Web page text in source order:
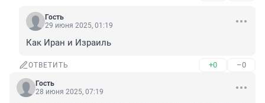
Гость
29 июня 2025, 01:19
Как Иран и Израиль
ОТВЕТИТЬ +0 –0
Гость
28 июня 2025, 07:19